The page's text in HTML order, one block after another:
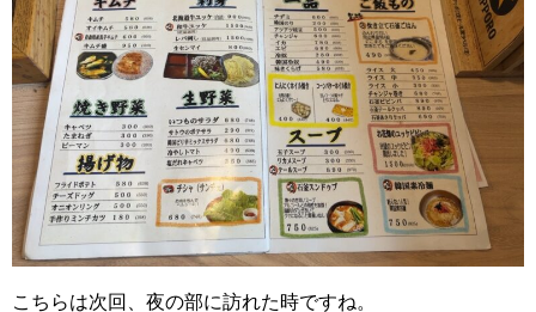
こちらは次回、夜の部に訪れた時ですね。